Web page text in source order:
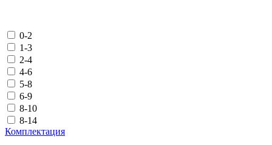
0-2
1-3
2-4
4-6
5-8
6-9
8-10
8-14
Комплектация